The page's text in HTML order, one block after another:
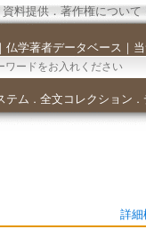
資料提供． 著作権について
｜ 仏学著者データベース ｜
テム ． 全文コレクション ．
詳細